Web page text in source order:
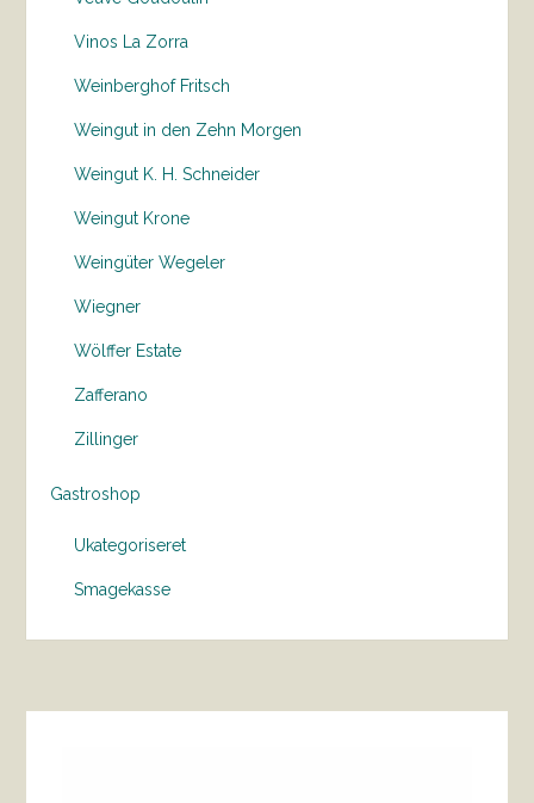
Vinos La Zorra
Weinberghof Fritsch
Weingut in den Zehn Morgen
Weingut K. H. Schneider
Weingut Krone
Weingüter Wegeler
Wiegner
Wölffer Estate
Zafferano
Zillinger
Gastroshop
Ukategoriseret
Smagekasse